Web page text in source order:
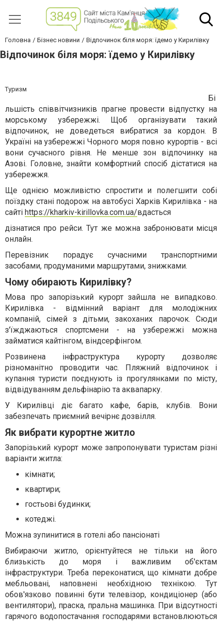
Головна Бізнес новини Відпочинок біля моря: їдемо у Кирилівку
Відпочинок біля моря: їдемо у Кирилівку
Туризм
Бі
льшість співвітчизників прагне провести відпустку на
морському узбережжі. Щоб організувати такий
відпочинок, не доведеться вибратися за кордон. В
Україні на узбережжі Чорного моря повно курортів - всі
вони сучасного рівня. Не менше зон відпочинку на
Азові. Головне, знайти комфортний спосіб дістатися на
узбережжя.
Ще однією можливістю спростити и полегшити собі
поїздку стані подорож на автобусі Харків Кирилівка - на
сайті https://kharkiv-kirillovka.com.ua/вдасться
дізнатися про рейси. Тут же можна забронювати місця
онлайн.
Перевізник порадує сучасними транспортними
засобами, продуманими маршрутами, знижками.
Чому обирають Кирилівку?
Мова про запорізький курорт зайшла не випадково.
Кирилівка - відмінний варіант для молодіжних
компаній, сімей з дітьми, закоханих парочок. Сюди
з'їжджаються спортсмени - на узбережжі можна
займатися кайтінгом, віндсерфінгом.
Розвинена інфраструктура курорту дозволяє
різноманітно проводити час. Пляжний відпочинок і
купання туристи поєднують із прогулянками по місту,
відвідуванням дельфінарію та аквапарку.
У Кирилівці діє багато кафе, барів, клубів. Вони
забезпечать приємний вечірнє дозвілля.
Як вибрати курортне житло
Запорізький курорт може запропонувати туристам різні
варіанти житла:
кімнати;
квартири;
гостьові будинки;
котеджі.
Можна зупинитися в готелі або пансіонаті
Вибираючи житло, орієнтуйтеся не тільки на його
близькість до моря і важливим об'єктам
інфраструктури. Треба переконатися, що кімнати добре
мебльовані, наповнені необхідною технікою. Тут
обов'язково повинні бути телевізор, кондиціонер (або
вентилятори), праска, пральна машинка. При відсутності
гарячого водопостачання господарями встановлюються